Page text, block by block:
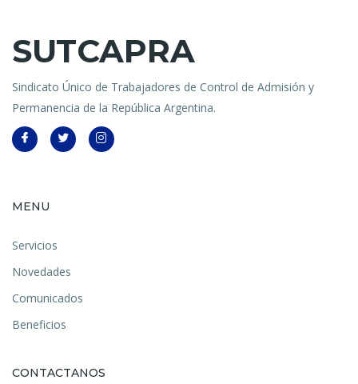
SUTCAPRA
Sindicato Único de Trabajadores de Control de Admisión y
Permanencia de la República Argentina.
MENU
Servicios
Novedades
Comunicados
Beneficios
CONTACTANOS